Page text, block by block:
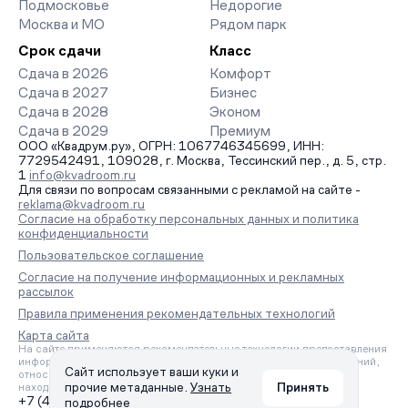
Подмосковье
Москва и МО
Недорогие
Рядом парк
Срок сдачи
Сдача в 2026
Сдача в 2027
Сдача в 2028
Сдача в 2029
Класс
Комфорт
Бизнес
Эконом
Премиум
ООО «Квадрум.ру», ОГРН: 1067746345699, ИНН:
7729542491, 109028, г. Москва, Тессинский пер., д. 5, стр.
1 info@kvadroom.ru
Для связи по вопросам связанными с рекламой на сайте -
reklama@kvadroom.ru
Согласие на обработку персональных данных и политика
конфиденциальности
Пользовательское соглашение
Согласие на получение информационных и рекламных
рассылок
Правила применения рекомендательных технологий
Карта сайта
На сайте применяются рекомендательные технологии предоставления
информации на основе сбора, систематизации и анализа сведений,
относящихся к предпочтениям пользователей сети «Интернет»,
находящихся на территории Российской Федерации.
+7 (495) 157-88-80
Сайт использует ваши куки и
прочие метаданные. Узнать
подробнее
Принять